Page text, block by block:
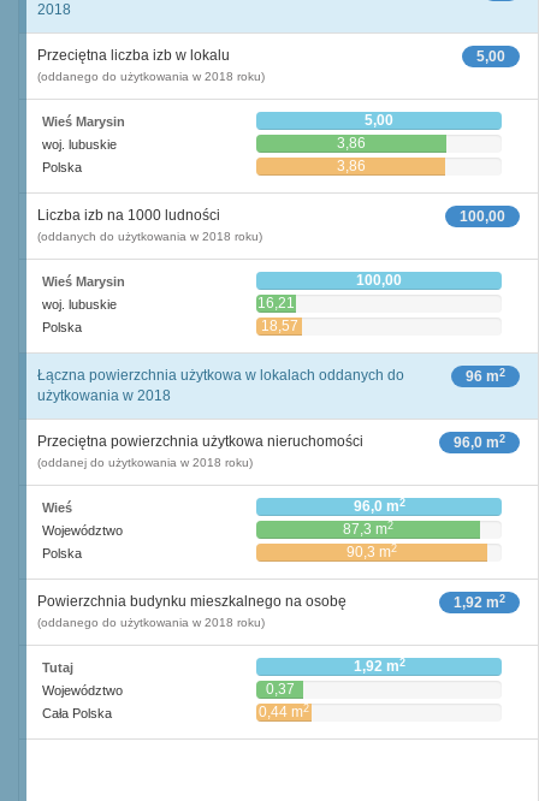
2018
5,00
Przeciętna liczba izb w lokalu
(oddanego do użytkowania w 2018 roku)
Wieś Marysin 5,00
woj. lubuskie 3,86
Polska 3,86
100,00
Liczba izb na 1000 ludności
(oddanych do użytkowania w 2018 roku)
Wieś Marysin 100,00
woj. lubuskie 16,21
Polska 18,57
96 m2
Łączna powierzchnia użytkowa w lokalach oddanych do
użytkowania w 2018
96,0 m2
Przeciętna powierzchnia użytkowa nieruchomości
(oddanej do użytkowania w 2018 roku)
Wieś 96,0 m2
Województwo 87,3 m2
Polska 90,3 m2
1,92 m2
Powierzchnia budynku mieszkalnego na osobę
(oddanego do użytkowania w 2018 roku)
Tutaj 1,92 m2
Województwo
0,37
m2
Cała Polska 0,44 m2